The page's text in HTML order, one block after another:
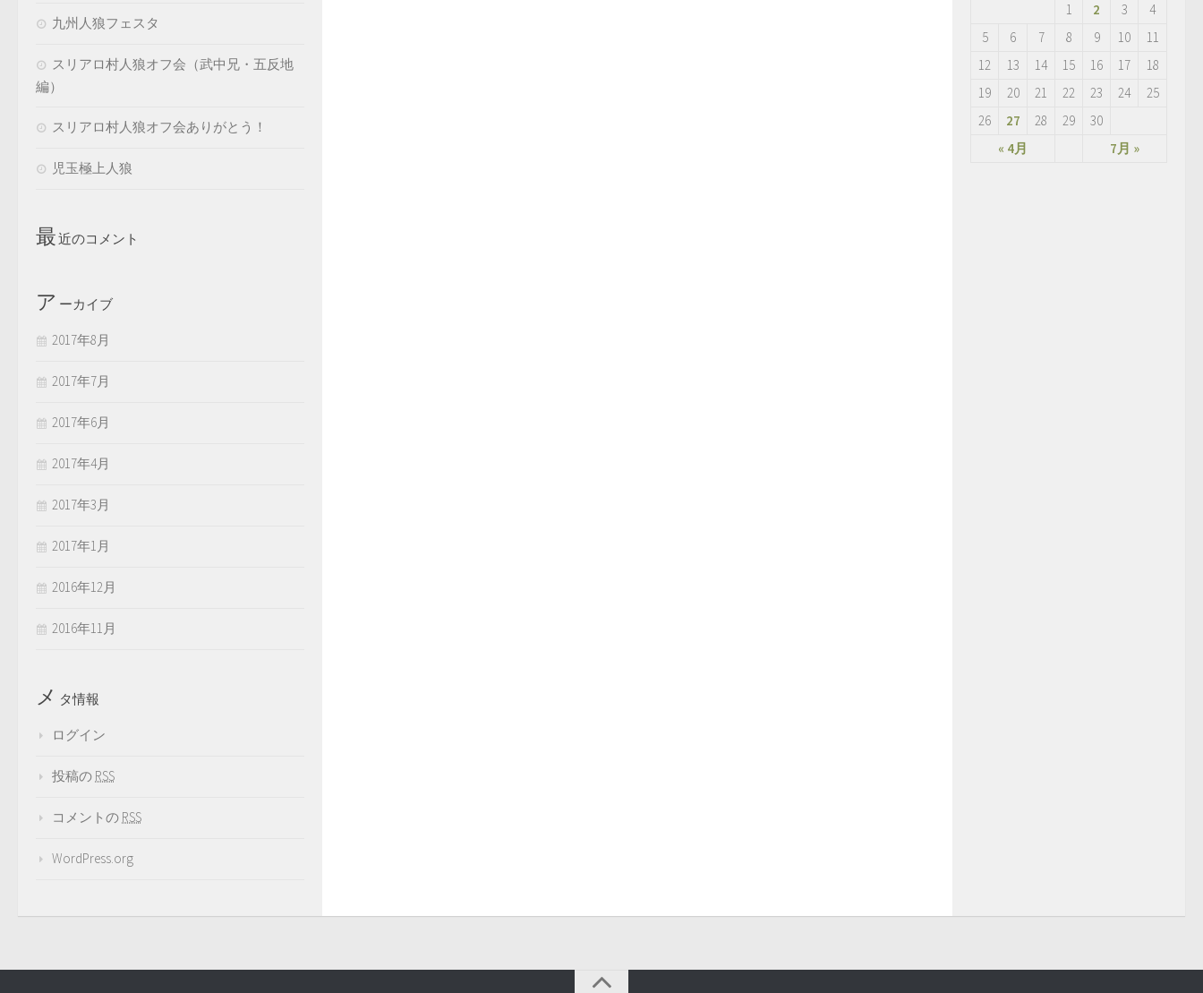
九州人狼フェスタ
スリアロ村人狼オフ会（武中兄・五反地
編）
スリアロ村人狼オフ会ありがとう！
児玉極上人狼
最近のコメント
ア ーカイブ
2017年8月
2017年7月
2017年6月
2017年4月
2017年3月
2017年1月
2016年12月
2016年11月
メ タ情報
ログイン
投稿の RSS
コメントの RSS
WordPress.org
« 4月 7月 »
1 2 3
4
5
6 7 8 9 10
11
12
13 14 15 16 17
18
19
20 21 22 23 24
25
26
27 28 29 30